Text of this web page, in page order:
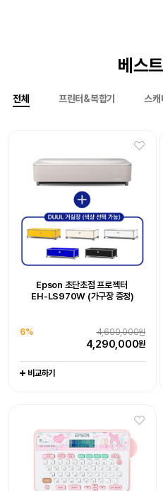
베스
전체 프린터&복합기 스캐
Epson 초단초점 프로젝터
EH-LS970W (가구장 증정)
4,600,000원
6%
4,290,000원
비교하기
Epson EcoTank
포토 복합기 L8180
704,000원
0%
704,000원
비교하기
Epson WorkForce DS-530III
417,000원
비교하기
Epson 네이머
LW-K200DA 곰돌이 푸 라벨프린터
128,000원
19%
102,800원
비교하기
Epson 초단초점 프로젝터
EH-LS970W (가구장 증정)
4,290,000원